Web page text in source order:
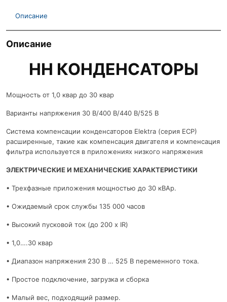
Описание
Описание
НН КОНДЕНСАТОРЫ
Мощность от 1,0 квар до 30 квар
Варианты напряжения 30 В/400 В/440 В/525 В
Система компенсации конденсаторов Elektra (серия ECP)
расширенные, такие как компенсация двигателя и компенсация
фильтра используется в приложениях низкого напряжения
ЭЛЕКТРИЧЕСКИЕ И МЕХАНИЧЕСКИЕ ХАРАКТЕРИСТИКИ
• Трехфазные приложения мощностью до 30 кВАр.
• Ожидаемый срок службы 135 000 часов
• Высокий пусковой ток (до 200 x IR)
• 1,0….30 квар
• Диапазон напряжения 230 В … 525 В переменного тока.
• Простое подключение, загрузка и сборка
• Малый вес, подходящий размер.